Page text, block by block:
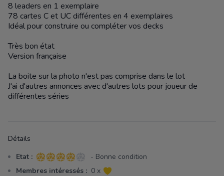
8 leaders en 1 exemplaire
78 cartes C et UC différentes en 4 exemplaires
Idéal pour construire ou compléter vos decks
Très bon état
Version française
La boite sur la photo n'est pas comprise dans le lot
J'ai d'autres annonces avec d'autres lots pour joueur de
différentes séries
Détails
Etat : 4 sur 5 étoiles
- Bonne condition
Membres intéressés : 0 x